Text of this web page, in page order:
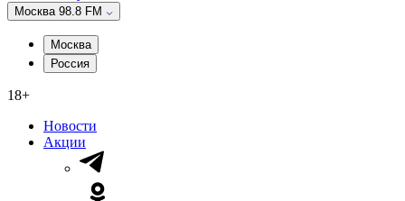
Москва 98.8 FM
Москва
Россия
18+
Новости
Акции